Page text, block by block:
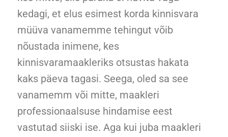
kedagi, et elus esimest korda kinnisvara
müüva vanamemme tehingut võib
nõustada inimene, kes
kinnisvaramaakleriks otsustas hakata
kaks päeva tagasi. Seega, oled sa see
vanamemm või mitte, maakleri
professionaalsuse hindamise eest
vastutad siiski ise. Aga kui juba maakleri